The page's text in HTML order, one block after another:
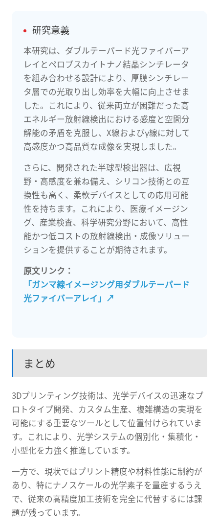
研究意義
本研究は、ダブルテーパード光ファイバーア
レイとペロブスカイトナノ結晶シンチレータ
を組み合わせる設計により、厚膜シンチレー
タ層での光取り出し効率を大幅に向上させま
した。これにより、従来両立が困難だった高
エネルギー放射線検出における感度と空間分
解能の矛盾を克服し、X線およびγ線に対して
高感度かつ高品質な成像を実現しました。
さらに、開発された半球型検出器は、広視
野・高感度を兼ね備え、シリコン技術との互
換性も高く、柔軟デバイスとしての応用可能
性を持ちます。これにより、医療イメージン
グ、産業検査、科学研究分野において、高性
能かつ低コストの放射線検出・成像ソリュー
ションを提供することが期待されます。
原文リンク：
「ガンマ線イメージング用ダブルテーパード
光ファイバーアレイ」 ↗
まとめ
3Dプリンティング技術は、光学デバイスの迅速なプ
ロトタイプ開発、カスタム生産、複雑構造の実現を
可能にする重要なツールとして位置付けられていま
す。これにより、光学システムの個別化・集積化・
小型化を力強く推進しています。
一方で、現状ではプリント精度や材料性能に制約が
あり、特にナノスケールの光学素子を量産するうえ
で、従来の高精度加工技術を完全に代替するには課
題が残っています。